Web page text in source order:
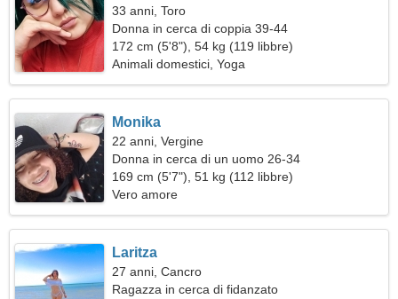
33 anni, Toro
Donna in cerca di coppia 39-44
172 cm (5'8"), 54 kg (119 libbre)
Animali domestici, Yoga
Monika
22 anni, Vergine
Donna in cerca di un uomo 26-34
169 cm (5'7"), 51 kg (112 libbre)
Vero amore
Laritza
27 anni, Cancro
Ragazza in cerca di fidanzato